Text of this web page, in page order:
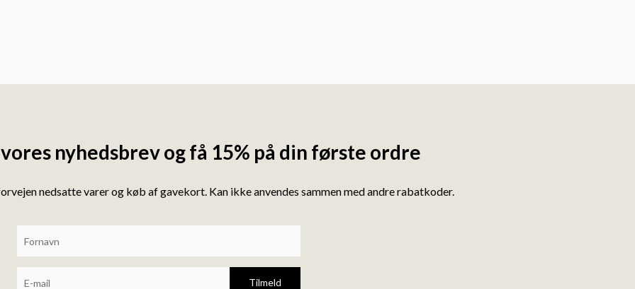
nyhedsbrev og få 15% på din første ordre
nedsatte varer og køb af gavekort. Kan ikke anvendes sammen med andre rabatkoder.
Tilmeld